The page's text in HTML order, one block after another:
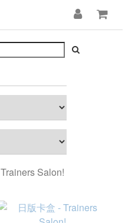
Trainers Salon!